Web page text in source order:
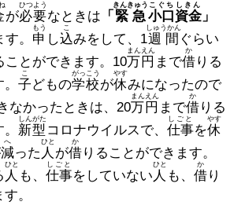
が必要
ひつよう
なときは 「 緊急
きんきゅう
小口
こぐち
資金
しきん
」
。 申
もう
し込
こ
みをして、1週間
しゅうかん
ぐらい
ことができます。10万
まん
円
えん
まで借
か
りる
子
こ
どもの学校
がっこう
が休
やす
みになったので
なかったときは、20万
まん
円
えん
まで借
か
りる
新型
しんがた
コロナウイルスで、 仕事
しごと
を休
やす
減
へ
った 人
ひと
が借
か
りることができます。
人
ひと
も、 仕事
しごと
をしていない 人
ひと
も、 借
か
り
。